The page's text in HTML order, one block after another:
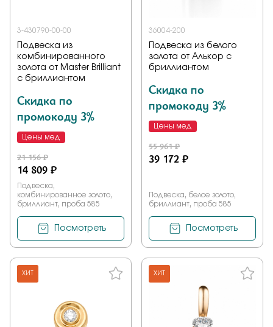
3-430790-00-00
Подвеска из
комбинированного
золота от Master Brilliant
с бриллиантом
Скидка по
промокоду 3%
Цены мед
21 156 ₽
14 809 ₽
Подвеска,
комбинированное золото,
бриллиант, проба 585
Посмотреть
36004-200
Подвеска из белого
золота от Алькор с
бриллиантом
Скидка по
промокоду 3%
Цены мед
55 961 ₽
39 172 ₽
Подвеска, белое золото,
бриллиант, проба 585
Посмотреть
ХИТ ХИТ